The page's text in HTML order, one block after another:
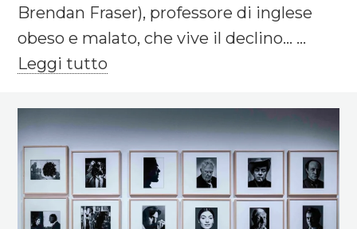
Brendan Fraser), professore di inglese
obeso e malato, che vive il declino... ...
Leggi tutto